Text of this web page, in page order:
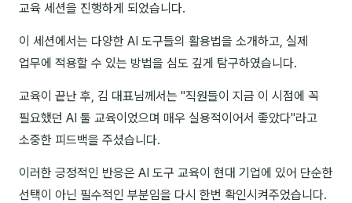
김종혁
구자룡
김경태
김의중
교육 세션을 진행하게 되었습니다.
이 세션에서는 다양한 AI 도구들의 활용법을 소개하고, 실제
업무에 적용할 수 있는 방법을 심도 깊게 탐구하였습니다.
교육이 끝난 후, 김 대표님께서는 "직원들이 지금 이 시점에 꼭
필요했던 AI 툴 교육이었으며 매우 실용적이어서 좋았다"라고
소중한 피드백을 주셨습니다.
이러한 긍정적인 반응은 AI 도구 교육이 현대 기업에 있어 단순한
선택이 아닌 필수적인 부분임을 다시 한번 확인시켜주었습니다.